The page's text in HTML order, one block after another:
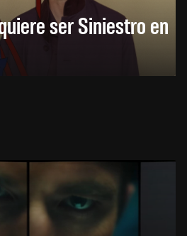
ser Siniestro en